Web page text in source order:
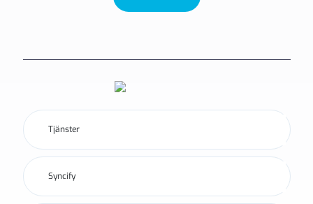
Tjänster
Syncify